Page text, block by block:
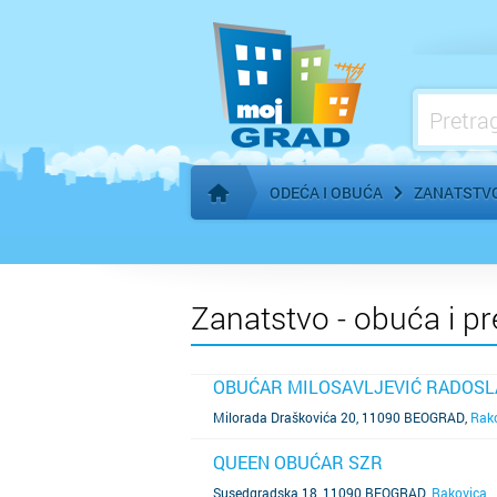
Početna stranica
ODEĆA I OBUĆA
Zanatstvo - obuća i
OBUĆAR MILOSAVLJEVIĆ
Milorada Draškovića 20, 11090 BEOGRAD
QUEEN OBUĆAR SZR
Susedgradska 18, 11090 BEOGRAD Rakovica